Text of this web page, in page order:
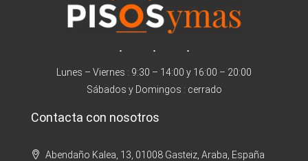
Lunes – Viernes : 9:30 – 14:00 y 16:00 – 20:00
Sábados y Domingos : cerrado
Contacta con nosotros
Abendaño Kalea, 13, 01008 Gasteiz, Araba, España